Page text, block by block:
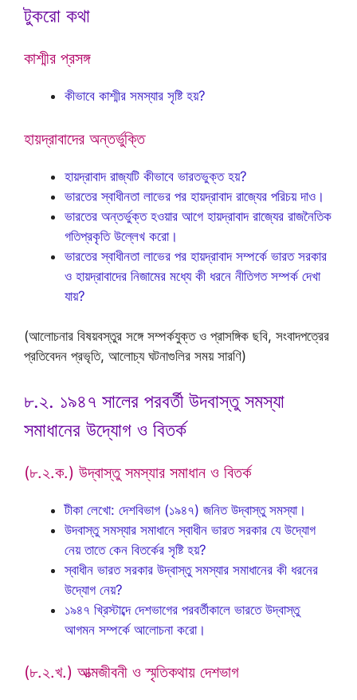
টুকরো কথা
কাশ্মীর প্রসঙ্গ
কীভাবে কাশ্মীর সমস্যার সৃষ্টি হয়?
হায়দ্রাবাদের অন্তর্ভুক্তি
হায়দ্রাবাদ রাজ্যটি কীভাবে ভারতভুক্ত হয়?
ভারতের স্বাধীনতা লাভের পর হায়দ্রাবাদ রাজ্যের পরিচয় দাও।
ভারতের অন্তর্ভুক্ত হওয়ার আগে হায়দ্রাবাদ রাজ্যের রাজনৈতিক
গতিপ্রকৃতি উল্লেখ করো।
ভারতের স্বাধীনতা লাভের পর হায়দ্রাবাদ সম্পর্কে ভারত সরকার
ও হায়দ্রাবাদের নিজামের মধ্যে কী ধরনে নীতিগত সম্পর্ক দেখা
যায়?
(আলোচনার বিষয়বস্তুর সঙ্গে সম্পর্কযুক্ত ও প্রাসঙ্গিক ছবি, সংবাদপত্রের
প্রতিবেদন প্রভৃতি, আলোচ্য ঘটনাগুলির সময় সারণি)
৮.২. ১৯৪৭ সালের পরবর্তী উদবাস্তু সমস্যা
সমাধানের উদ্যোগ ও বিতর্ক
(৮.২.ক.) উদ্বাস্তু সমস্যার সমাধান ও বিতর্ক
টীকা লেখো: দেশবিভাগ (১৯৪৭) জনিত উদ্‌বাস্তু সমস্যা।
উদবাস্তু সমস্যার সমাধানে স্বাধীন ভারত সরকার যে উদ্যোগ
নেয় তাতে কেন বিতর্কের সৃষ্টি হয়?
স্বাধীন ভারত সরকার উদ্বাস্তু সমস্যার সমাধানের কী ধরনের
উদ্যোগ নেয়?
১৯৪৭ খ্রিস্টাব্দে দেশভাগের পরবর্তীকালে ভারতে উদ্বাস্তু
আগমন সম্পর্কে আলোচনা করো।
(৮.২.খ.) আত্মজীবনী ও স্মৃতিকথায় দেশভাগ